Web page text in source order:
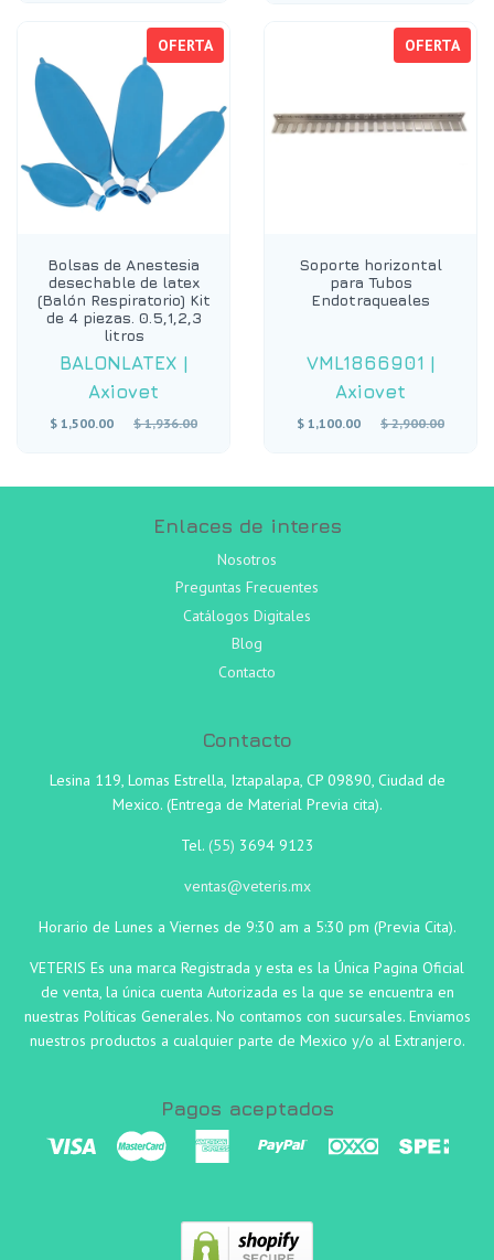
OFERTA
Bolsas de Anestesia
desechable de latex
(Balón Respiratorio) Kit
de 4 piezas. 0.5,1,2,3
litros
BALONLATEX |
Axiovet
$ 1,500.00
Precio
$ 1,936.00
OFERTA
Soporte horizontal
para Tubos
Endotraqueales
VML1866901 |
Axiovet
$ 1,100.00
Precio
$ 2,900.00
Enlaces de interes
Nosotros
Preguntas Frecuentes
Catálogos Digitales
Blog
Contacto
Contacto
Lesina 119, Lomas Estrella, Iztapalapa, CP 09890, Ciudad de
Mexico. (Entrega de Material Previa cita).
Tel. (55) 3694 9123
ventas@veteris.mx
Horario de Lunes a Viernes de 9:30 am a 5:30 pm (Previa Cita).
VETERIS Es una marca Registrada y esta es la Única Pagina Oficial
de venta, la única cuenta Autorizada es la que se encuentra en
nuestras Políticas Generales. No contamos con sucursales. Enviamos
nuestros productos a cualquier parte de Mexico y/o al Extranjero.
Pagos aceptados